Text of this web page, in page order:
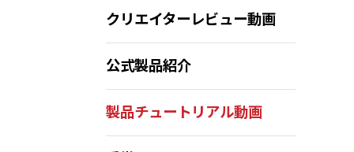
クリエイターレビュー動画
公式製品紹介
製品チュートリアル動画